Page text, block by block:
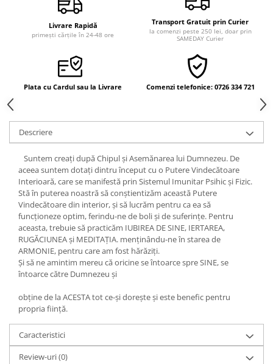
Seria Masaru Emoto
Inspiraţie divină
Vindecare spirituală
Viaţa de după moarte
Cristale
Supă de pui pentru suflet
Oracol
Spiritualitate şi ştiinţă
Fără categorie
Cunoaștere
Livrare Rapidă
primești cărțile în 24-48 ore
Transport Gratuit prin Curier
la comenzi peste 250 lei, doar prin
SAMEDAY Curier
Plata cu Cardul sau la Livrare Comenzi telefonice: 0726 334 721
Descriere
Suntem creaţi după Chipul şi Asemănarea lui Dumnezeu. De
aceea suntem dotaţi dintru început cu o Putere Vindecătoare
Interioară, care se manifestă prin Sistemul Imunitar Psihic şi Fizic.
Stă în puterea noastră să conştientizăm această Putere
Vindecătoare din interior, şi să lucrăm pentru ca ea să
funcţioneze optim, ferindu-ne de boli şi de suferinţe. Pentru
aceasta, trebuie să practicăm IUBIREA DE SINE, IERTAREA,
RUGĂCIUNEA şi MEDITAŢIA. menţinându-ne în starea de
ARMONIE, pentru care am fost hărăziţi.
Şi să ne amintim mereu că oricine se întoarce spre SINE, se
întoarce către Dumnezeu şi
obţine de la ACESTA tot ce-şi doreşte şi este benefic pentru
propria fiinţă.
Caracteristici
Review-uri(0)